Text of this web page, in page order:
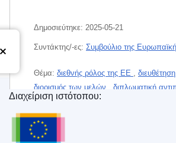
Δημοσιεύτηκε: 2025-05-21
Συντάκτης/-ες: Συμβούλιο της
Θέμα: διεθνής ρόλος της EE ,
διορισμός των μελών
διπλωματική
ζήτημα της Πλαιστίνης
CELEX : 32025D0976
ELI :dec/2025/976/oj
Υπηρεσία Εκδόσεων της
Διαχείριση ιστότοπου: